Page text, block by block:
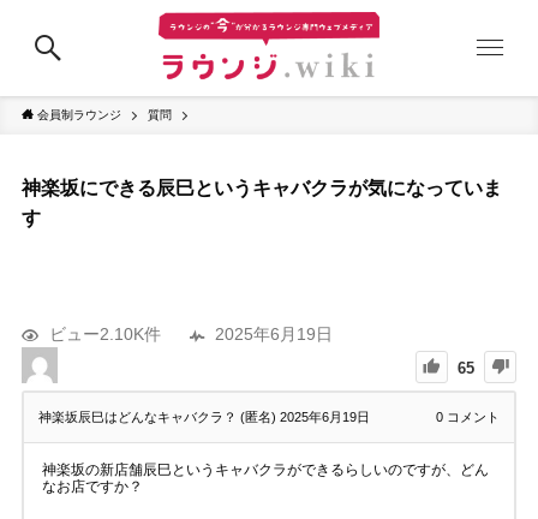
会員制ラウンジ 質問
神楽坂にできる辰巳というキャバクラが気になっていま
す
ビュー2.10K件 2025年6月19日
65
神楽坂辰巳はどんなキャバクラ？ (匿名) 2025年6月19日 0 コメント
神楽坂の新店舗辰巳というキャバクラができるらしいのですが、どん
なお店ですか？